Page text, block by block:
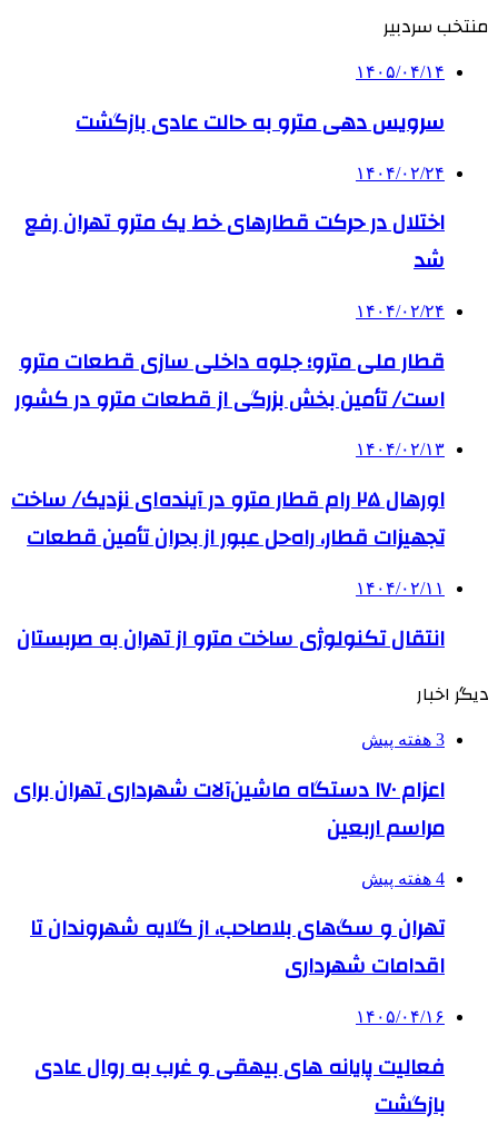
منتخب سردبیر
۱۴۰۵/۰۴/۱۴
سرویس دهی مترو به حالت عادی بازگشت
۱۴۰۴/۰۲/۲۴
اختلال در حرکت قطارهای خط یک مترو تهران رفع
شد
۱۴۰۴/۰۲/۲۴
قطار ملی مترو؛ جلوه داخلی سازی قطعات مترو
است/ تأمین بخش بزرگی از قطعات مترو در کشور
۱۴۰۴/۰۲/۱۳
اورهال ۲۵ رام قطار مترو در آینده‌ای نزدیک/ ساخت
تجهیزات قطار، راه‌حل عبور از بحران تأمین قطعات
۱۴۰۴/۰۲/۱۱
انتقال تکنولوژی ساخت مترو از تهران به صربستان
دیگر اخبار
3 هفته پیش
اعزام ۱۷۰ دستگاه ماشین‌آلات شهرداری تهران برای
مراسم اربعین
4 هفته پیش
تهران و سگ‌های بلاصاحب، از گلایه شهروندان تا
اقدامات شهرداری
۱۴۰۵/۰۴/۱۶
فعالیت پایانه های بیهقی و غرب به روال عادی
بازگشت